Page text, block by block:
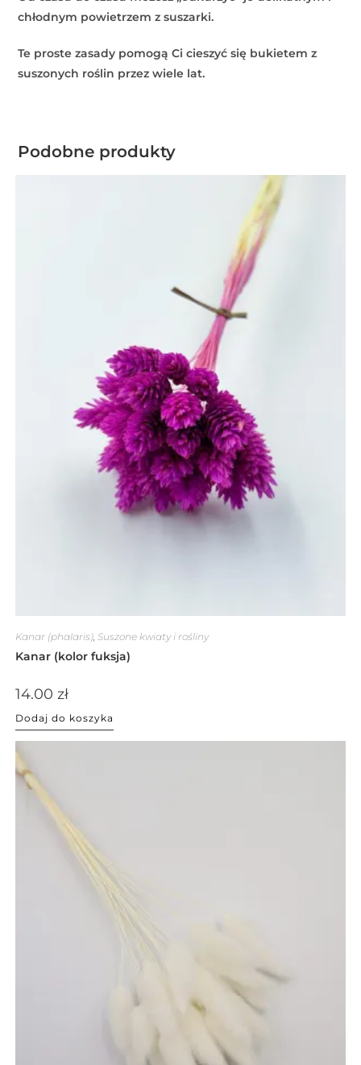
chłodnym powietrzem z suszarki.
Te proste zasady pomogą Ci cieszyć się bukietem z
suszonych roślin przez wiele lat.
Podobne produkty
Kanar (phalaris), Suszone kwiaty i rośliny
Kanar (kolor fuksja)
14.00 zł
Dodaj do koszyka